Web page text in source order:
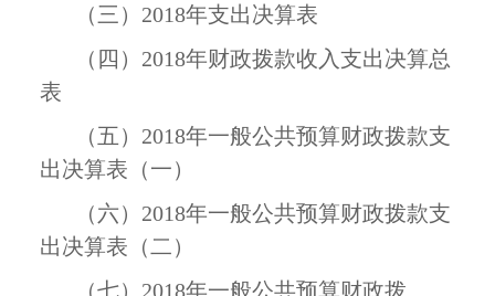
（三） 2018年支出决算表
（四） 2018年财政拨款收入支出决算总
表
（五） 2018年一般公共预算财政拨款支
出决算表（一）
（六） 2018年一般公共预算财政拨款支
出决算表（二）
（七） 2018年一般公共预算财政拨